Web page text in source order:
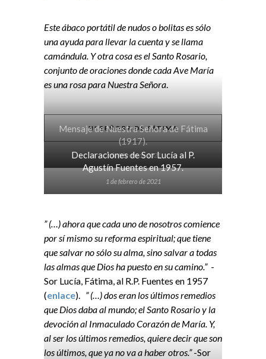
Este ábaco portátil de nudos o bolitas es sólo
una ayuda para llevar la cuenta y se llama
camándula. Y otra cosa es el Santo Rosario,
conjunto de oraciones donde cada Ave María
es una rosa para Nuestra Señora.
Nª SEÑORA DE FÁTIMA
Mensaje de Nuestra Señora de Fátima
(1917).
2 de febrero de 2021
Declaraciones de Sor Lucía al P.
Agustín Fuentes en 1957.
1 de febrero de 2021
” (…) ahora que cada uno de nosotros comience
por sí mismo su reforma espiritual; que tiene
que salvar no sólo su alma, sino salvar a todas
las almas que Dios ha puesto en su camino.” -
Sor Lucía, Fátima, al R.P. Fuentes en 1957
(enlace). ” (…) dos eran los últimos remedios
que Dios daba al mundo; el Santo Rosario y la
devoción al Inmaculado Corazón de María. Y,
al ser los últimos remedios, quiere decir que son
los últimos, que ya no va a haber otros.”-Sor